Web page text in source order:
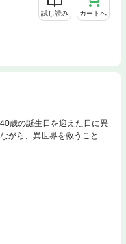
試し読み カートへ
歳の誕生日を迎えた日に異
がら、異世界を救うことに
物の銃に変化させる能
、大介は唯一の銃使いとし
籍は『異世界召喚おじさん
会社終わりに異世界へ直帰